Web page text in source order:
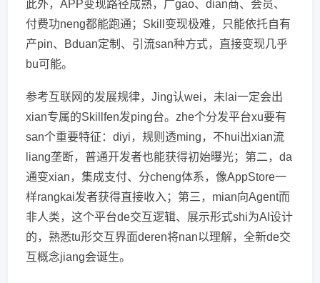
此外，APP变现路径成熟，广gao、dian商、会员、
付费功neng都能跑通；Skill变现极难，只能依托自有
产pin、Bduan定制、引流san种方式，直接变现几乎
bu可能。
参考互联网的发展规律，Jing认wei，未lai一定会出
xian专属的Skillfen发ping台。zhe个分发平台xu要有
san个重要特征：diyi，规则透ming，不hui出xian流
liang垄断，普通开发者也能获得初始曝光；第二，da
通变xian，集成支付、分cheng体系，像AppStore一
样rangkai发者获得直接收入；第三，mian向Agent而
非人类，这个平台de交互逻辑、展示形式shi为AI设计
的，熟悉tu形交互界面deren将nan以理解，全新de交
互概念jiang会诞生。